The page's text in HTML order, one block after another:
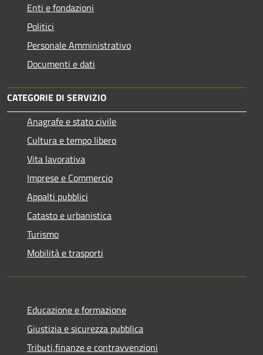
Enti e fondazioni
Politici
Personale Amministrativo
Documenti e dati
CATEGORIE DI SERVIZIO
Anagrafe e stato civile
Cultura e tempo libero
Vita lavorativa
Imprese e Commercio
Appalti pubblici
Catasto e urbanistica
Turismo
Mobilità e trasporti
Educazione e formazione
Giustizia e sicurezza pubblica
Tributi,finanze e contravvenzioni